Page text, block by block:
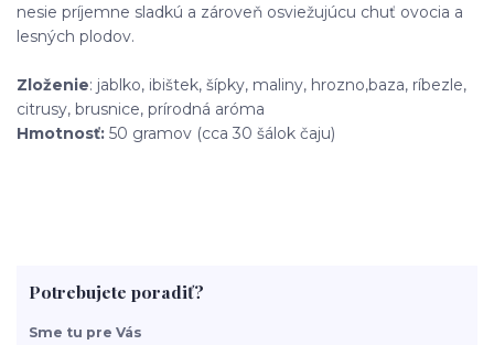
nesie príjemne sladkú a zároveň osviežujúcu chuť ovocia a
lesných plodov.
Zloženie: jablko, ibištek, šípky, maliny, hrozno,baza, ríbezle,
citrusy, brusnice, prírodná aróma
Hmotnosť: 50 gramov (cca 30 šálok čaju)
Potrebujete poradiť?
Sme tu pre Vás